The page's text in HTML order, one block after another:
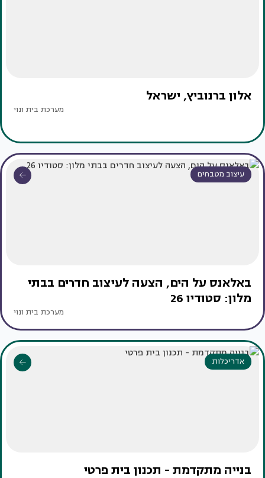
אלון ברנוביץ, ישראל
מערכת בית ונוי
עיצוב מטבחים
באלאנס על הים, הצעה לעיצוב חדרים בבתי
מלון: סטודיו 26
מערכת בית ונוי
אדריכלות
בנייה מתקדמת - תכנון בית פרטי